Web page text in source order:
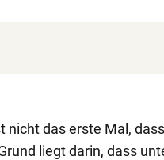
nicht das erste Mal,
liegt darin, dass